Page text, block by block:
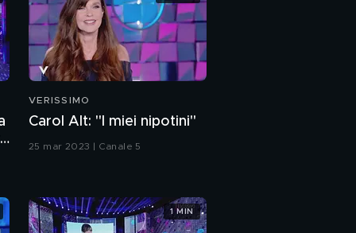
Giulia De Lellis: "La
separazione dei miei
genitori"
Giulia De Lellis: "I valori
grande amore per
Carlo
VERISSIMO
Carol Alt: "I miei nipotini"
25 mar 2023 | Canale 5
1 MIN